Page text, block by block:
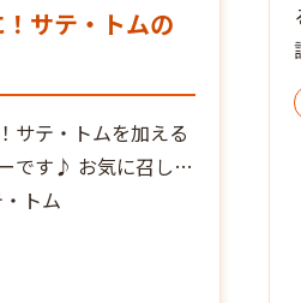
サテ・トムの
サテ・トムを加える
です♪ お気に召した
・トム”しながら辛
したエスニック風の
いただけます
トム